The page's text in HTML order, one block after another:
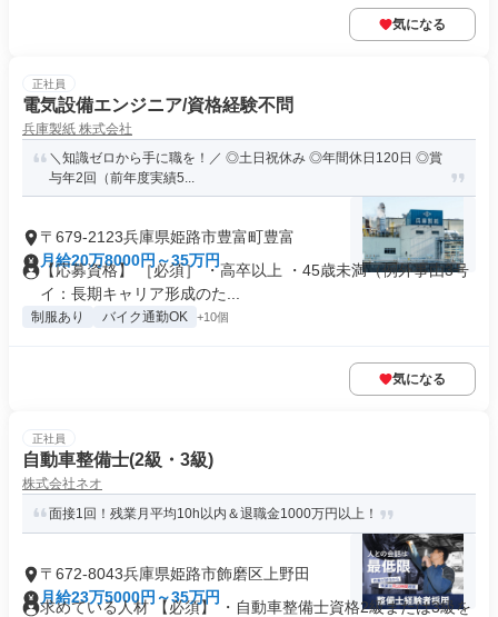
気になる
正社員
電気設備エンジニア/資格経験不問
兵庫製紙 株式会社
＼知識ゼロから手に職を！／ ◎土日祝休み ◎年間休日120日 ◎賞
与年2回（前年度実績5...
〒679-2123兵庫県姫路市豊富町豊富
月給20万8000円～35万円
【応募資格】 ［必須］ ・高卒以上 ・45歳未満（例外事由3号
イ：長期キャリア形成のた...
制服あり バイク通勤OK +10個
気になる
正社員
自動車整備士(2級・3級)
株式会社ネオ
面接1回！残業月平均10h以内＆退職金1000万円以上！
〒672-8043兵庫県姫路市飾磨区上野田
月給23万5000円～35万円
求めている人材 【必須】 ・自動車整備士資格2級または3級を